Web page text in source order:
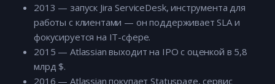
2013 — запуск Jira ServiceDesk, инструмента для
работы с клиентами — он поддерживает SLA и
фокусируется на IT-сфере.
2015 — Atlassian выходит на IPO с оценкой в 5,8
млрд $.
2016 — Atlassian покупает Statuspage, сервис